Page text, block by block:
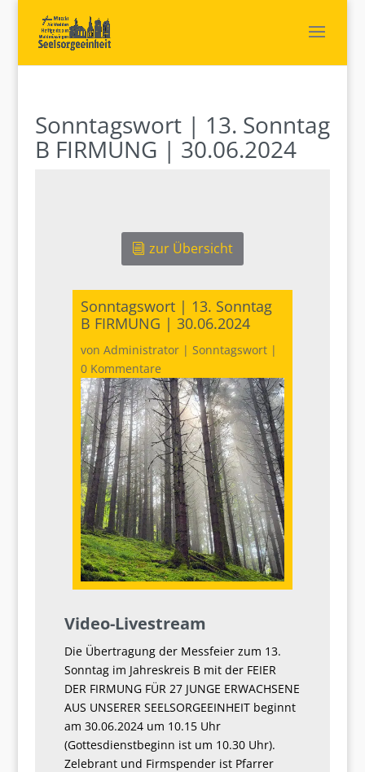
Sonntagswort | 13. Sonntag
B FIRMUNG | 30.06.2024
zur Übersicht
Sonntagswort | 13. Sonntag
B FIRMUNG | 30.06.2024
von Administrator| Sonntagswort|
0 Kommentare
Video-Livestream
Die Übertragung der Messfeier zum 13.
Sonntag im Jahreskreis B mit der FEIER
DER FIRMUNG FÜR 27 JUNGE ERWACHSENE
AUS UNSERER SEELSORGEEINHEIT beginnt
am 30.06.2024 um 10.15 Uhr
(Gottesdienstbeginn ist um 10.30 Uhr).
Zelebrant und Firmspender ist Pfarrer